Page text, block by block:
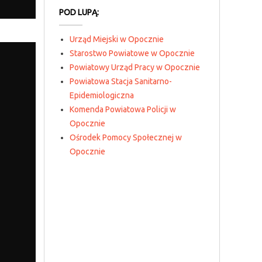
POD LUPĄ:
Urząd Miejski w Opocznie
Starostwo Powiatowe w Opocznie
Powiatowy Urząd Pracy w Opocznie
Powiatowa Stacja Sanitarno-
Epidemiologiczna
Komenda Powiatowa Policji w
Opocznie
Ośrodek Pomocy Społecznej w
Opocznie